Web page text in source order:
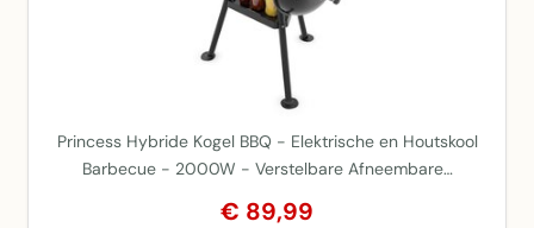
Princess Hybride Kogel BBQ - Elektrische en Houtskool
Barbecue - 2000W - Verstelbare Afneembare…
€ 89,99